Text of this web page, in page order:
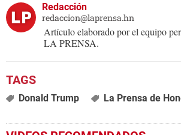
Redacción
redaccion@laprensa.hn
Artículo elaborado por el equipo
LA PRENSA.
Donald Trump La Prensa de